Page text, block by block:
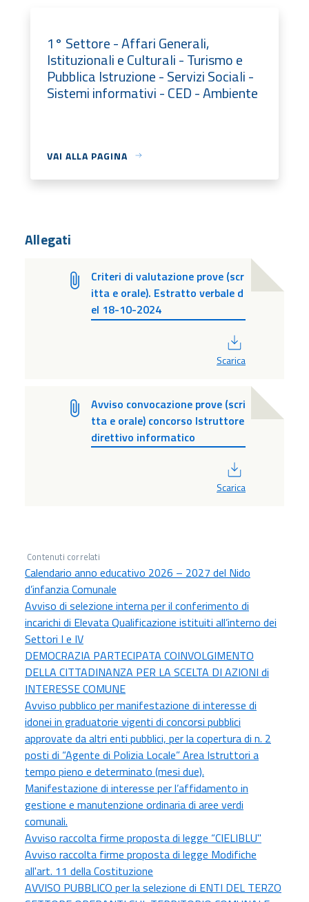
1° Settore - Affari Generali,
Istituzionali e Culturali - Turismo e
Pubblica Istruzione - Servizi Sociali -
Sistemi informativi - CED - Ambiente
VAI ALLA PAGINA
Allegati
Criteri di valutazione prove (scr
itta e orale). Estratto verbale d
el 18-10-2024
Scarica
Avviso convocazione prove (scri
tta e orale) concorso Istruttore
direttivo informatico
Scarica
Contenuti correlati
Calendario anno educativo 2026 – 2027 del Nido
d’infanzia Comunale
Avviso di selezione interna per il conferimento di
incarichi di Elevata Qualificazione istituiti all’interno dei
Settori I e IV
DEMOCRAZIA PARTECIPATA COINVOLGIMENTO
DELLA CITTADINANZA PER LA SCELTA DI AZIONI di
INTERESSE COMUNE
Avviso pubblico per manifestazione di interesse di
idonei in graduatorie vigenti di concorsi pubblici
approvate da altri enti pubblici, per la copertura di n. 2
posti di “Agente di Polizia Locale” Area Istruttori a
tempo pieno e determinato (mesi due).
Manifestazione di interesse per l’affidamento in
gestione e manutenzione ordinaria di aree verdi
comunali.
Avviso raccolta firme proposta di legge “CIELIBLU"
Avviso raccolta firme proposta di legge Modifiche
all'art. 11 della Costituzione
AVVISO PUBBLICO per la selezione di ENTI DEL TERZO